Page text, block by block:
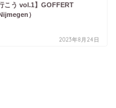
こう vol.1】GOFFERT
）
2023年8月24日